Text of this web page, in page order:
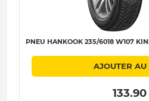
PNEU HANKOOK 235/6018 W107
AJOUTER AU